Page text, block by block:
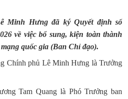
Minh Hưng đã ký Quyết định số
về việc bổ sung, kiện toàn thành
quốc gia (Ban Chỉ đạo).
Chính phủ Lê Minh Hưng là Trưởng
Tam Quang là Phó Trưởng ban